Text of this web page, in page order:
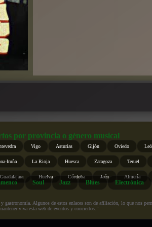
por provincia o género musical
Vigo Asturias Gijón Oviedo
Iruña La Rioja Huesca Zaragoza Teruel
Guadalajara Huelva Córdoba Jaén Almería
Soul Jazz Blues Electrónica
Algunos de estos enlaces son de afiliación, lo que nos
viva esta web de eventos y conciertos.”